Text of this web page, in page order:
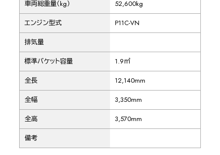
車両総重量（kg） 52,600kg
エンジン型式 P11C-VN
排気量
標準バケット容量 1.9㎥
全長 12,140mm
全幅 3,350mm
全高 3,570mm
備考